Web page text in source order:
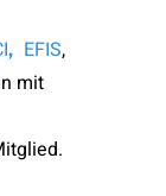
, EFIS,
mit